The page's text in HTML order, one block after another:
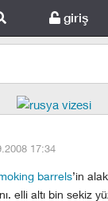
giriş
17:34
barrels’in
elli altı bin sekiz